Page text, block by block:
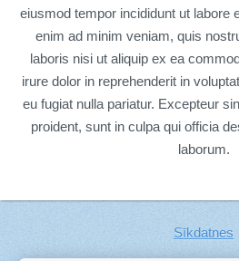
eiusmod tempor incididunt ut labore
enim ad minim veniam, quis
laboris nisi ut aliquip ex ea
irure dolor in reprehenderit in
eu fugiat nulla pariatur. Excepteur
proident, sunt in culpa qui officia
laborum.
Sīkdatnes